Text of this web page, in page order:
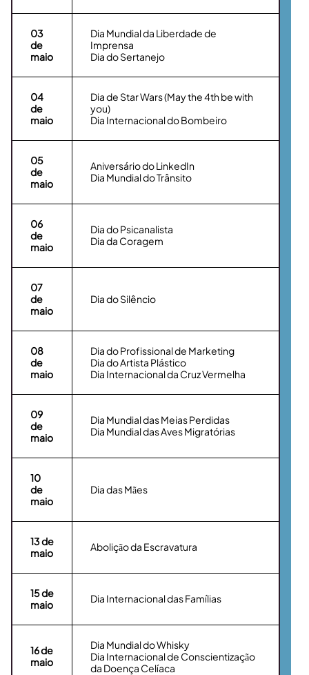
03
de
maio
Dia Mundial da Liberdade de
Imprensa
Dia do Sertanejo
04
de
maio
Dia de Star Wars (May the 4th be with
you)
Dia Internacional do Bombeiro
05
de
maio
Aniversário do LinkedIn
Dia Mundial do Trânsito
06
de
maio
Dia do Psicanalista
Dia da Coragem
07
de
maio
Dia do Silêncio
08
de
maio
Dia do Profissional de Marketing
Dia do Artista Plástico
Dia Internacional da Cruz Vermelha
09
de
maio
Dia Mundial das Meias Perdidas
Dia Mundial das Aves Migratórias
10
de
maio
Dia das Mães
13 de
maio
Abolição da Escravatura
15de
maio
Dia Internacional das Famílias
16de
maio
Dia Mundial do Whisky
Dia Internacional de Conscientização
da Doença Celíaca